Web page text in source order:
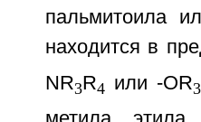
пальмитоила
находится в
NR3R4 или -OR3